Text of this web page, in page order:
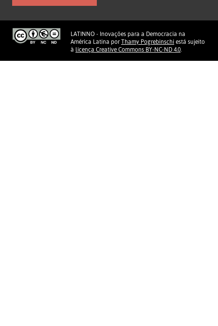
LATINNO - Inovações para a Democracia na
América Latina por Thamy Pogrebinschi está sujeito
à licença Creative Commons BY-NC-ND 4.0.